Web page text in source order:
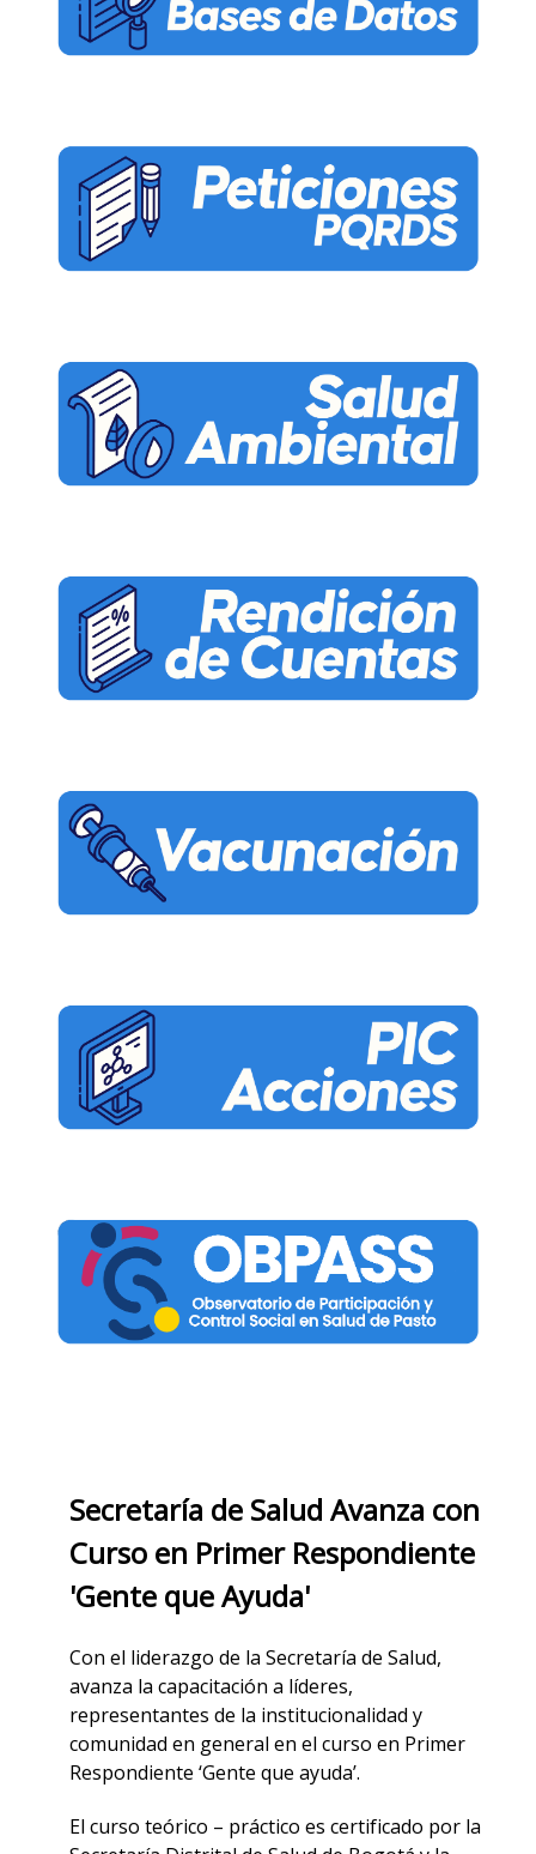
Secretaría de Salud Avanza con
Curso en Primer Respondiente
'Gente que Ayuda'
Con el liderazgo de la Secretaría de Salud,
avanza la capacitación a líderes,
representantes de la institucionalidad y
comunidad en general en el curso en Primer
Respondiente ‘Gente que ayuda’.
El curso teórico – práctico es certificado por la